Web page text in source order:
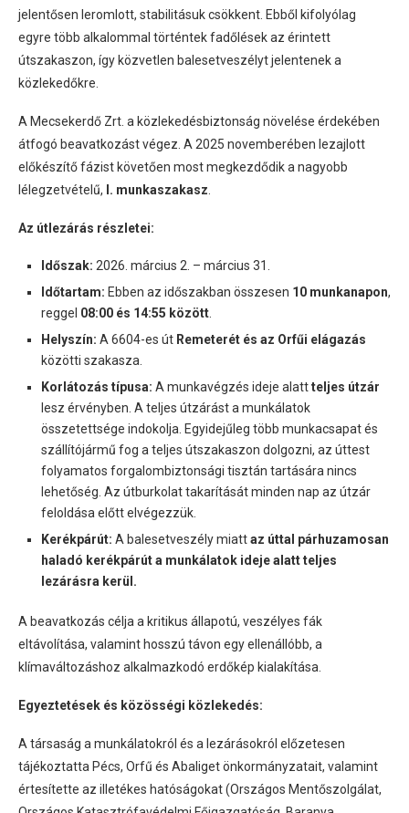
jelentősen leromlott, stabilitásuk csökkent. Ebből kifolyólag
egyre több alkalommal történtek fadőlések az érintett
útszakaszon, így közvetlen balesetveszélyt jelentenek a
közlekedőkre.
A Mecsekerdő Zrt. a közlekedésbiztonság növelése érdekében
átfogó beavatkozást végez. A 2025 novemberében lezajlott
előkészítő fázist követően most megkezdődik a nagyobb
lélegzetvételű, I. munkaszakasz
Az útlezárás részletei:
Időszak: 2026. március 2. – március 31.
Időtartam: Ebben az időszakban összesen 10 munkanapon,
reggel 08:00 és 14:55 között
Helyszín: A 6604-es út Remeterét és az Orfűi elágazás
közötti szakasza.
Korlátozás típusa: A munkavégzés ideje alattteljes útzár
lesz érvényben. A teljes útzárást a munkálatok
összetettsége indokolja. Egyidejűleg több munkacsapat és
szállítójármű fog a teljes útszakaszon dolgozni, az úttest
folyamatos forgalombiztonsági tisztán tartására nincs
lehetőség. Az útburkolat takarítását minden nap az útzár
feloldása előtt elvégezzük.
Kerékpárút: A balesetveszély miattaz úttal párhuzamosan
haladó kerékpárút a munkálatok ideje alatt teljes
lezárásra kerül.
A beavatkozás célja a kritikus állapotú, veszélyes fák
eltávolítása, valamint hosszú távon egy ellenállóbb, a
klímaváltozáshoz alkalmazkodó erdőkép kialakítása.
Egyeztetések és közösségi közlekedés:
A társaság a munkálatokról és a lezárásokról előzetesen
tájékoztatta Pécs, Orfű és Abaliget önkormányzatait, valamint
értesítette az illetékes hatóságokat (Országos Mentőszolgálat,